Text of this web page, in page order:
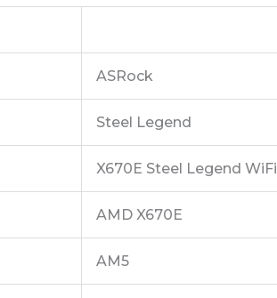
ASRock
Steel Legend
X670E Steel Legend WiFi
AMD X670E
AM5